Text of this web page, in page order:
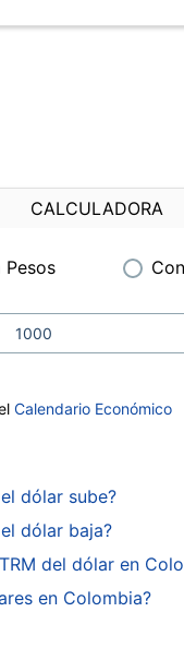
CALCULADORA
Calendario Económico
dólar sube?
dólar baja?
del dólar en
en Colombia?